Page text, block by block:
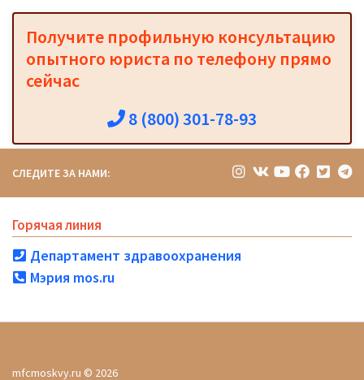
Получите профильную консультацию
опытного юриста по телефону прямо
сейчас
8 (800) 301-78-93
СЛЕДИТЕ ЗА НАМИ:
Горячая линия
Департамент здравоохранения
Мэрия mos.ru
mfcmoskvy.ru © 2026